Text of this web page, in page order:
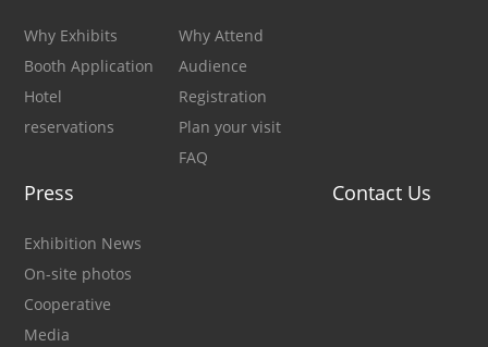
Why Exhibits
Booth Application
Hotel
reservations
Why Attend
Audience
Registration
Plan your visit
FAQ
Press
Exhibition News
On-site photos
Cooperative
Media
Contact Us